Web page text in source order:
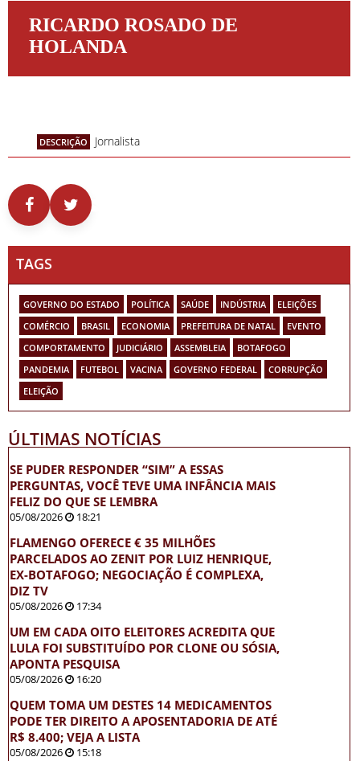
RICARDO ROSADO DE
HOLANDA
DESCRIÇÃO Jornalista
TAGS
GOVERNO DO ESTADO POLÍTICA SAÚDE INDÚSTRIA
ELEIÇÕES
COMÉRCIO
BRASIL ECONOMIA PREFEITURA DE NATAL
EVENTO
COMPORTAMENTO
JUDICIÁRIO ASSEMBLEIA
BOTAFOGO
PANDEMIA
FUTEBOL VACINA GOVERNO FEDERAL
CORRUPÇÃO
ELEIÇÃO
ÚLTIMAS NOTÍCIAS
SE PUDER RESPONDER “SIM” A ESSAS
PERGUNTAS, VOCÊ TEVE UMA INFÂNCIA MAIS
FELIZ DO QUE SE LEMBRA
05/08/2026 18:21
FLAMENGO OFERECE € 35 MILHÕES
PARCELADOS AO ZENIT POR LUIZ HENRIQUE,
EX-BOTAFOGO; NEGOCIAÇÃO É COMPLEXA,
DIZ TV
05/08/2026 17:34
UM EM CADA OITO ELEITORES ACREDITA QUE
LULA FOI SUBSTITUÍDO POR CLONE OU SÓSIA,
APONTA PESQUISA
05/08/2026 16:20
QUEM TOMA UM DESTES 14 MEDICAMENTOS
PODE TER DIREITO A APOSENTADORIA DE ATÉ
R$ 8.400; VEJA A LISTA
05/08/2026 15:18